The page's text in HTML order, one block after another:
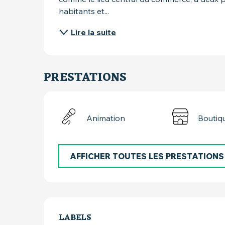
habitants et...
Lire la suite
PRESTATIONS
Animation
AFFICHER TOUTES LES PRESTATIONS
OFFRES DE
LABELS
LABELS